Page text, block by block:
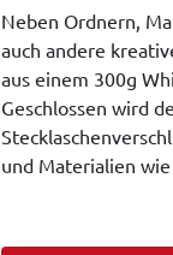
Neben Ordnern,
auch andere
aus einem 300g
Geschlossen wird
und Materialien